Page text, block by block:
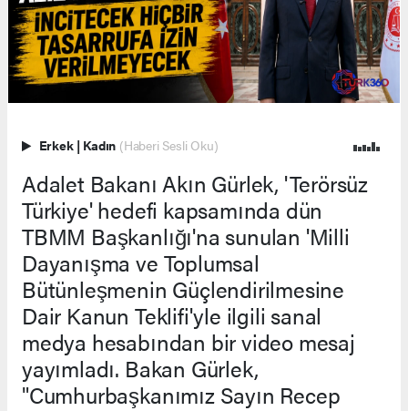
Erkek | Kadın (Haberi Sesli Oku)
Adalet Bakanı Akın Gürlek, 'Terörsüz
Türkiye' hedefi kapsamında dün
TBMM Başkanlığı'na sunulan 'Milli
Dayanışma ve Toplumsal
Bütünleşmenin Güçlendirilmesine
Dair Kanun Teklifi'yle ilgili sanal
medya hesabından bir video mesaj
yayımladı. Bakan Gürlek,
"Cumhurbaşkanımız Sayın Recep